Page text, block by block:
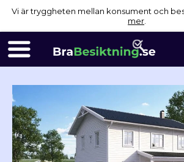
Vi är tryggheten mellan konsument och
mer